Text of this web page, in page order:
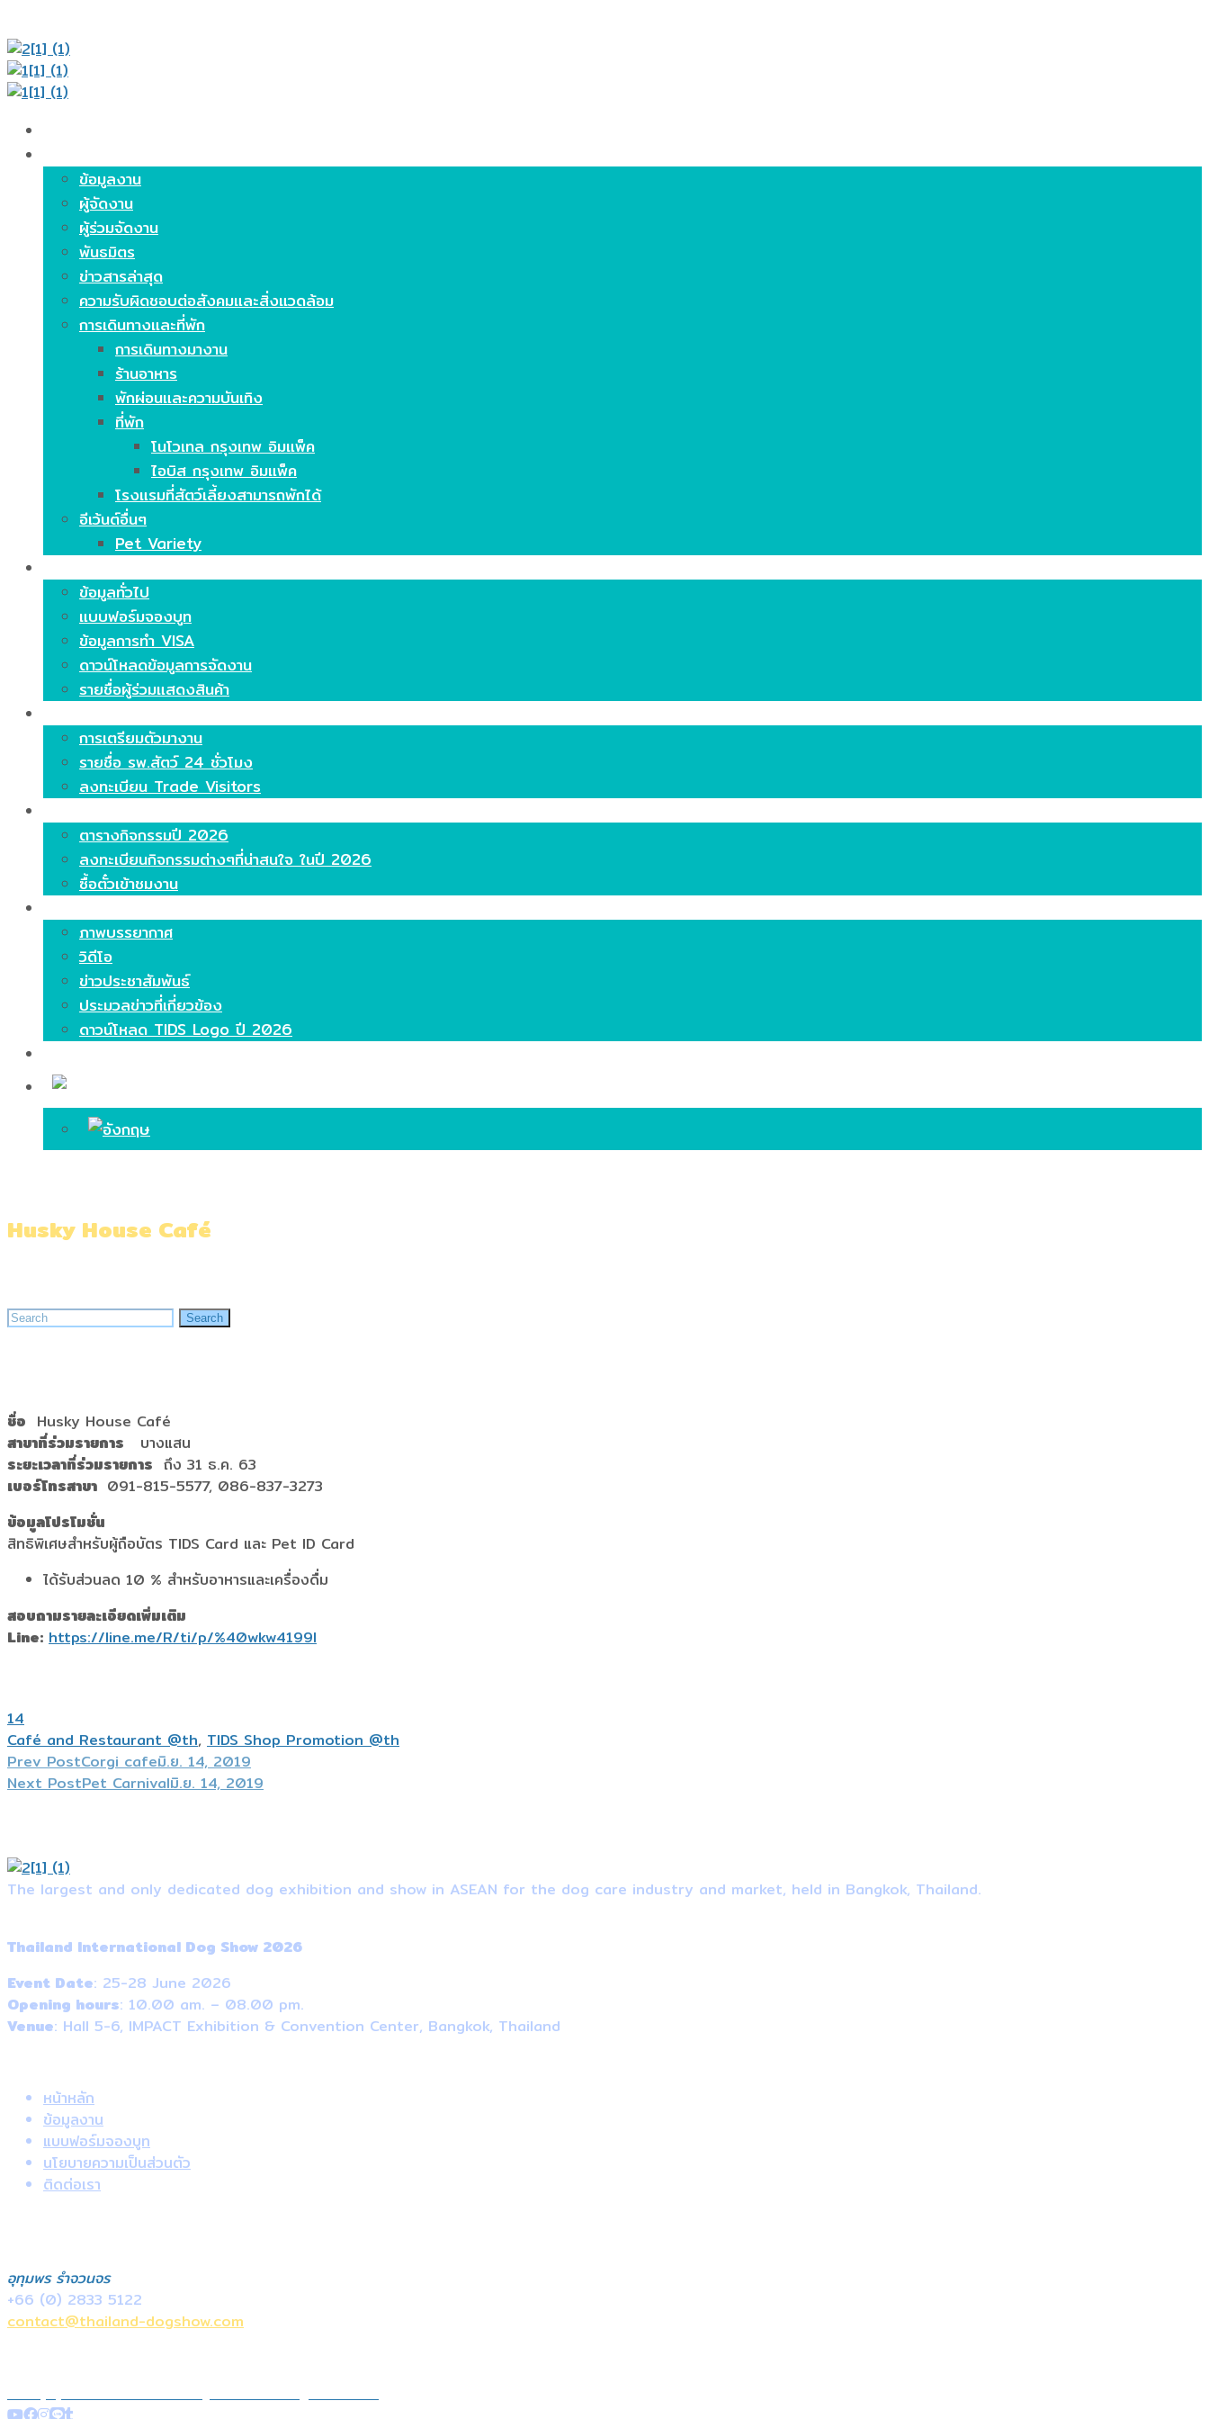
ข้อมูลงาน
ผู้จัดงาน
ผู้ร่วมจัดงาน
พันธมิตร
ข่าวสารล่าสุด
ความรับผิดชอบต่อสังคมและสิ่งแวดล้อม
การเดินทางและที่พัก
การเดินทางมางาน
ร้านอาหาร
พักผ่อนและความบันเทิง
ที่พัก
โนโวเทล กรุงเทพ อิมแพ็ค
ไอบิส กรุงเทพ อิมแพ็ค
โรงแรมที่สัตว์เลี้ยงสามารถพักได้
อีเว้นต์อื่นๆ
Pet Variety
ข้อมูลทั่วไป
แบบฟอร์มจองบูท
ข้อมูลการทำ VISA
ดาวน์โหลดข้อมูลการจัดงาน
รายชื่อผู้ร่วมแสดงสินค้า
การเตรียมตัวมางาน
รายชื่อ รพ.สัตว์ 24 ชั่วโมง
ลงทะเบียน Trade Visitors
ตารางกิจกรรมปี 2026
ลงทะเบียนกิจกรรมต่างๆที่น่าสนใจ ในปี 2026
ซื้อตั๋วเข้าชมงาน
ภาพบรรยากาศ
วิดีโอ
ข่าวประชาสัมพันธ์
ประมวลข่าวที่เกี่ยวข้อง
ดาวน์โหลด TIDS Logo ปี 2026
Husky House Café
Search
Search
ชื่อ Husky House Café
สาขาที่ร่วมรายการ บางแสน
ระยะเวลาที่ร่วมรายการ ถึง 31 ธ.ค. 63
เบอร์โทรสาขา 091-815-5577, 086-837-3273
ข้อมูลโปรโมชั่น
สิทธิพิเศษสำหรับผู้ถือบัตร TIDS Card และ Pet ID Card
ได้รับส่วนลด 10 % สำหรับอาหารและเครื่องดื่ม
สอบถามรายละเอียดเพิ่มเติม
Line: https://line.me/R/ti/p/%40wkw4199l
14
Café and Restaurant @th, TIDS Shop Promotion @th
Prev PostCorgi cafeมิ.ย. 14, 2019
Next PostPet Carnivalมิ.ย. 14, 2019
The largest and only dedicated dog exhibition and show in ASEAN for the dog care industry and market, held in Bangkok, Thailand.
Thailand International Dog Show 2026
Event Date: 25-28 June 2026
Opening hours: 10.00 am. – 08.00 pm.
Venue: Hall 5-6, IMPACT Exhibition & Convention Center, Bangkok, Thailand
หน้าหลัก
ข้อมูลงาน
แบบฟอร์มจองบูท
นโยบายความเป็นส่วนตัว
ติดต่อเรา
อุทุมพร รำจวนจร
+66 (0) 2833 5122
contact@thailand-dogshow.com